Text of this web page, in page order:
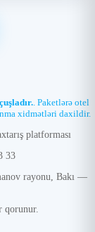
. Paketlərə otel
xidmətləri daxildir.
platforması
33
rayonu, Bakı —
qorunur.